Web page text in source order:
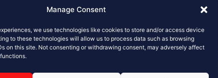
Manage Consent
we use technologies like cookies to store and/or access device
to these technologies will allow us to process data such as browsing
on this site. Not consenting or withdrawing consent, may adversely affect